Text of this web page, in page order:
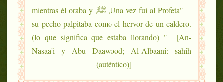
"Una vez fui al Profeta, ﷺ, mientras él oraba y
su pecho palpitaba como el hervor de un caldero.
(lo que significa que estaba llorando) " [An-
Nasaa'i y Abu Daawood; Al-Albaani: sahih
(auténtico)]